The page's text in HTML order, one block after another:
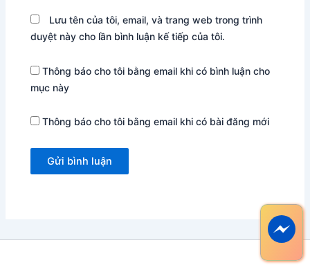
Lưu tên của tôi, email, và trang web trong trình
duyệt này cho lần bình luận kế tiếp của tôi.
Thông báo cho tôi bằng email khi có bình luận cho
mục này
Thông báo cho tôi bằng email khi có bài đăng mới